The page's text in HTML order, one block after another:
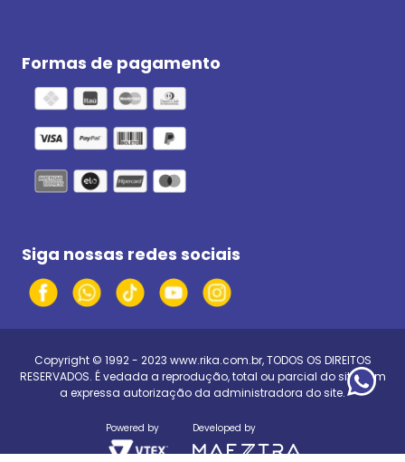
Formas de pagamento
Siga nossas redes sociais
Copyright © 1992 - 2023 www.rika.com.br, TODOS OS DIREITOS
RESERVADOS. É vedada a reprodução, total ou parcial do site, sem
a expressa autorização da administradora do site.
Powered by Developed by